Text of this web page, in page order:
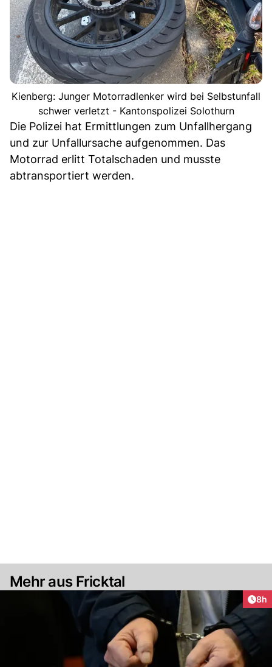
Kienberg: Junger Motorradlenker wird bei Selbstunfall
schwer verletzt - Kantonspolizei Solothurn
Die Polizei hat Ermittlungen zum Unfallhergang
und zur Unfallursache aufgenommen. Das
Motorrad erlitt Totalschaden und musste
abtransportiert werden.
Mehr aus Fricktal
8h